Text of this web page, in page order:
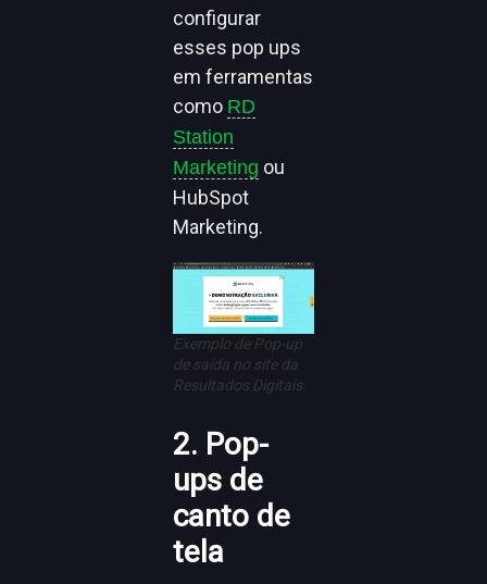
configurar
esses pop ups
em ferramentas
como RD
Station
Marketing ou
HubSpot
Marketing.
Exemplo de Pop-up
de saída no site da
Resultados Digitais.
2. Pop-
ups de
canto de
tela